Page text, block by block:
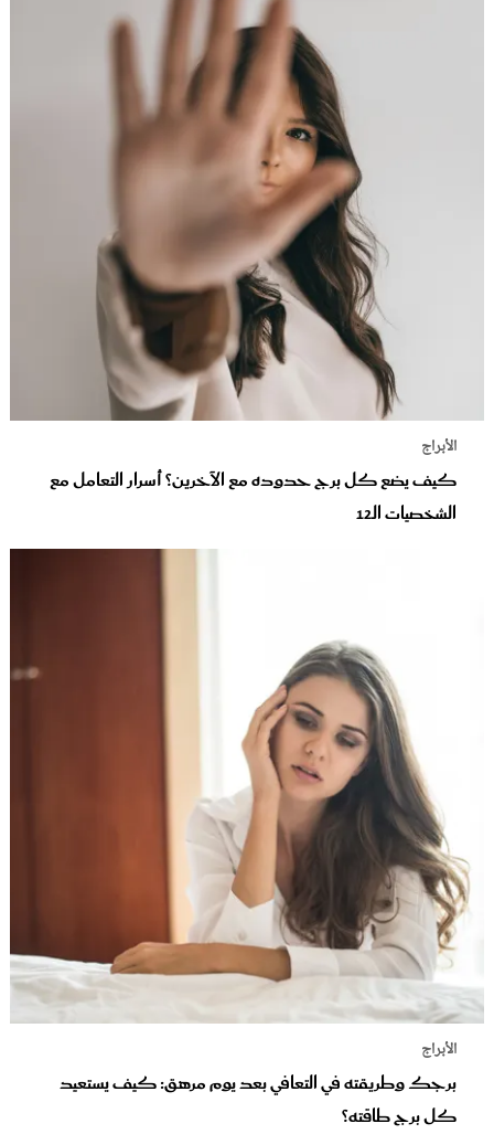
الأبراج
كيف يضع كل برج حدوده مع الآخرين؟ أسرار التعامل مع
الشخصيات الـ12
الأبراج
برجك وطريقته في التعافي بعد يوم مرهق: كيف يستعيد
كل برج طاقته؟